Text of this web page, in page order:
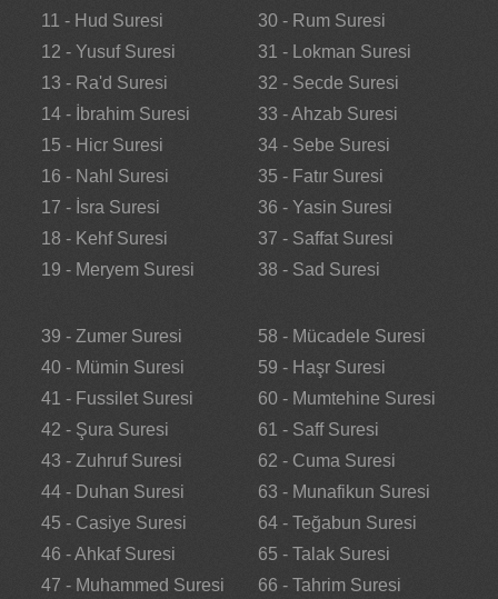
11 - Hud Suresi
12 - Yusuf Suresi
13 - Ra'd Suresi
14 - İbrahim Suresi
15 - Hicr Suresi
16 - Nahl Suresi
17 - İsra Suresi
18 - Kehf Suresi
19 - Meryem Suresi
30 - Rum Suresi
31 - Lokman Suresi
32 - Secde Suresi
33 - Ahzab Suresi
34 - Sebe Suresi
35 - Fatır Suresi
36 - Yasin Suresi
37 - Saffat Suresi
38 - Sad Suresi
39 - Zumer Suresi
40 - Mümin Suresi
41 - Fussilet Suresi
42 - Şura Suresi
43 - Zuhruf Suresi
44 - Duhan Suresi
45 - Casiye Suresi
46 - Ahkaf Suresi
47 - Muhammed Suresi
58 - Mücadele Suresi
59 - Haşr Suresi
60 - Mumtehine Suresi
61 - Saff Suresi
62 - Cuma Suresi
63 - Munafikun Suresi
64 - Teğabun Suresi
65 - Talak Suresi
66 - Tahrim Suresi